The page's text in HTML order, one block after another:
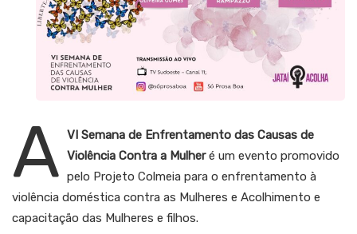
A VI Semana de Enfrentamento das Causas de
Violência Contra a Mulheré um evento promovido
pelo Projeto Colmeia para o enfrentamento à
violência doméstica contra as Mulheres e Acolhimento e
capacitação das Mulheres e filhos.